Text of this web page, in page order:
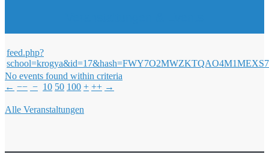
feed.php?
No events found within criteria
← −− − 10 50 100 + ++ →
Alle Veranstaltungen